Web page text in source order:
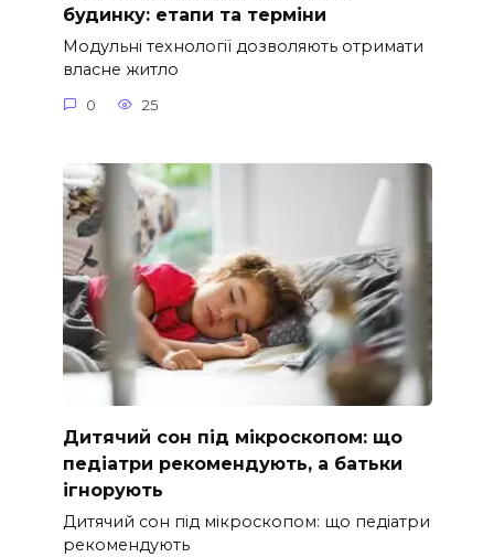
будинку: етапи та терміни
Модульні технології дозволяють отримати
власне житло
0 25
Дитячий сон під мікроскопом: що
педіатри рекомендують, а батьки
ігнорують
Дитячий сон під мікроскопом: що педіатри
рекомендують